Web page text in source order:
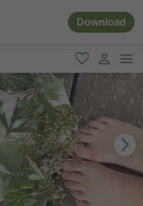
Download
favorit
user link